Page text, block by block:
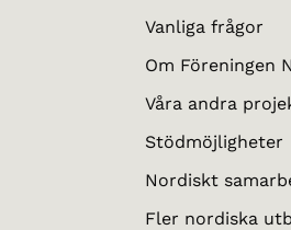
Vanliga frågor
Om Föreningen
Våra andra
Stödmöjligheter
Nordiskt
Fler nordiska